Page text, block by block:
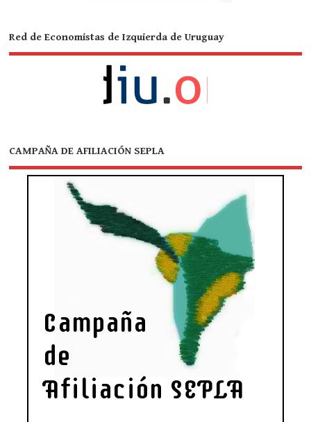
Red de Economistas de Izquierda de Uruguay
CAMPAÑA DE AFILIACIÓN SEPLA